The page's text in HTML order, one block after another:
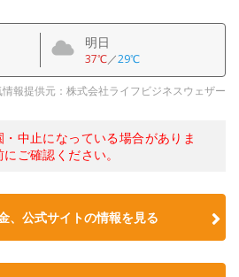
明日
37℃／29℃
情報提供元：株式会社ライフビジネスウェザー
中止になっている場合がありま
ご確認ください。
、公式サイトの情報を見る